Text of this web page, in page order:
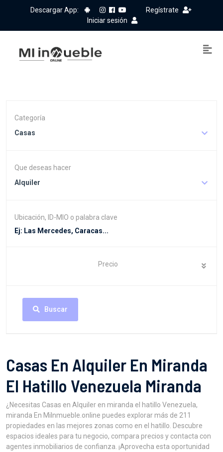
Descargar App:
Regístrate
Iniciar sesión
Categoría
Casas
Que deseas hacer
Alquiler
Ubicación, ID-MIO o palabra clave
Precio
Buscar
Casas En Alquiler En Miranda
El Hatillo Venezuela Miranda
¿Necesitas Casas en Alquiler en miranda el hatillo Venezuela,
miranda En MiInmueble.online puedes explorar más de 211
propiedades en las mejores zonas como en el hatillo. Descubre
espacios ideales para tu negocio, compara precios y contacta con
agentes inmobiliarios de confianza. ¡Aprovecha esta oportunidad